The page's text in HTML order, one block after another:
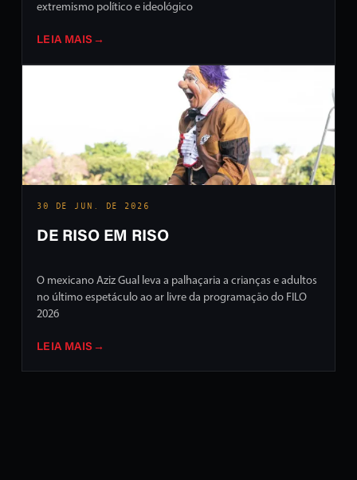
extremismo político e ideológico
LEIA MAIS →
30 DE JUN. DE 2026
DE RISO EM RISO
O mexicano Aziz Gual leva a palhaçaria a crianças e adultos
no último espetáculo ao ar livre da programação do FILO
2026
LEIA MAIS →